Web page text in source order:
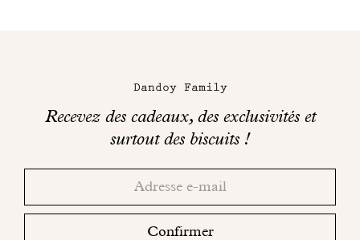
Dandoy Family
Recevez des cadeaux, des exclusivités et
surtout des biscuits !
boite
Confirmer